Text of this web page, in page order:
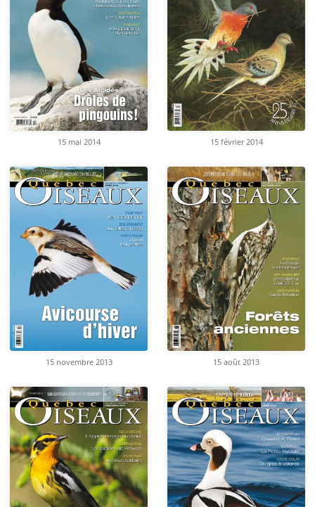
15 mai 2014 15 février 2014
15 novembre 2013 15 août 2013